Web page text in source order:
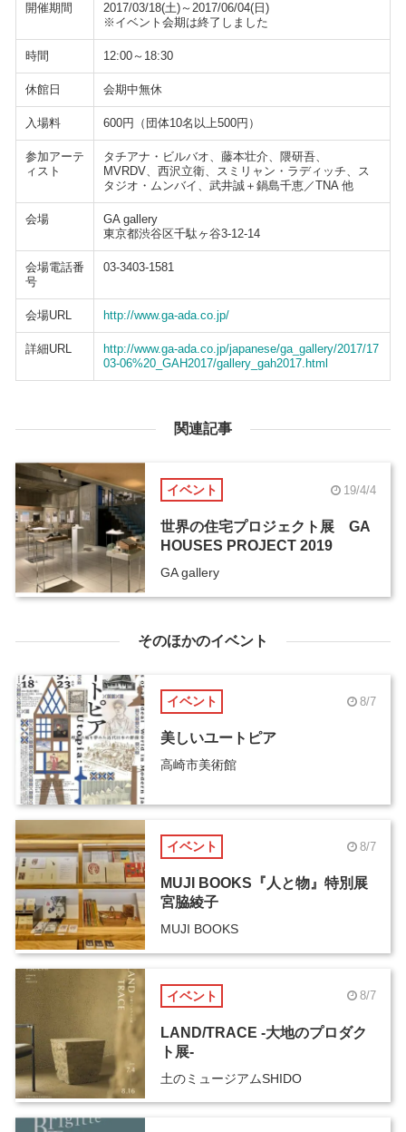
開催期間
2017/03/18(土)～2017/06/04(日)
※イベント会期は終了しました
時間 12:00～18:30
休館日 会期中無休
入場料 600円（団体10名以上500円）
参加アーテ
ィスト
タチアナ・ビルバオ、藤本壮介、隈研吾、
MVRDV、西沢立衛、スミリャン・ラディッチ、ス
タジオ・ムンバイ、武井誠＋鍋島千恵／TNA 他
会場
GA gallery
東京都渋谷区千駄ヶ谷3-12-14
会場電話番
号
03-3403-1581
会場URL http://www.ga-ada.co.jp/
詳細URL
http://www.ga-ada.co.jp/japanese/ga_gallery/2017/17
03-06%20_GAH2017/gallery_gah2017.html
関連記事
イベント 19/4/4
世界の住宅プロジェクト展 GA
HOUSES PROJECT 2019
GA gallery
そのほかのイベント
イベント 8/7
美しいユートピア
高崎市美術館
イベント 8/7
MUJI BOOKS『人と物』特別展
宮脇綾子
MUJI BOOKS
イベント 8/7
LAND/TRACE -大地のプロダク
ト展-
土のミュージアムSHIDO